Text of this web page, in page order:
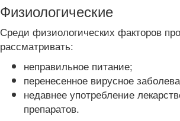
Физиологические
Среди физиологических факторов
рассматривать:
неправильное питание;
перенесенное вирусное
недавнее употребление
препаратов.